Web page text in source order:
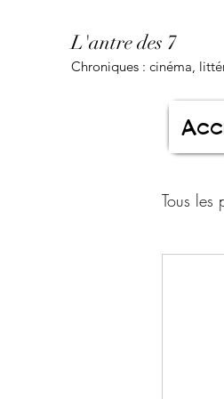
L'antre des 7
Chroniques : cinéma,
Tous les